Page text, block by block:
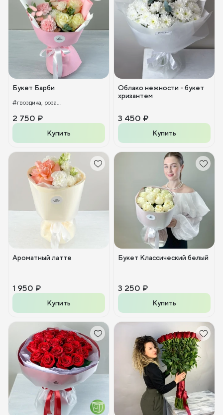
Букет Барби
#гвоздика, роза...
2 750 ₽
Купить
Облако нежности - букет
хризантем
3 450 ₽
Купить
Ароматный латте
1 950 ₽
Купить
Букет Классический белый
3 250 ₽
Купить